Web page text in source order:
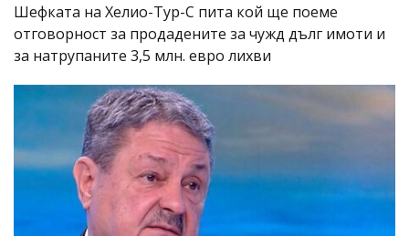
Шефката на Хелио-Тур-С пита кой ще поеме
отговорност за продадените за чужд дълг имоти и
за натрупаните 3,5 млн. евро лихви